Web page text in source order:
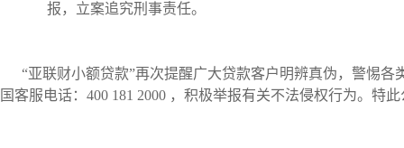
报，立案追究刑事责任。
“亚联财小额贷款”再次提醒广大贷款客户明辨真伪，警惕各
国客服电话： 400 181 2000 ，积极举报有关不法侵权行为。特